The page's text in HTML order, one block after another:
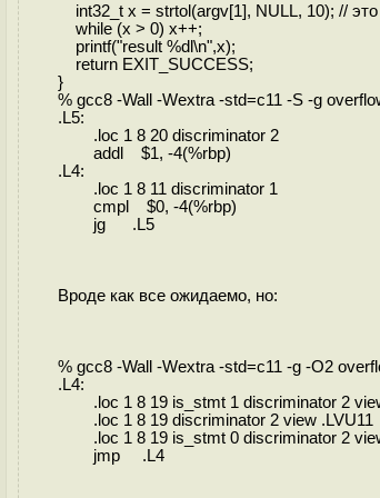
int32_t x = strtol(argv[1], NULL, 10); //
while (x > 0) x++;
printf("result %dl\n",x);
return EXIT_SUCCESS;
}
% gcc8 -Wall -Wextra -std=c11 -S -g
.L5:
.loc 1 8 20 discriminator 2
addl $1, -4(%rbp)
.L4:
.loc 1 8 11 discriminator 1
cmpl $0, -4(%rbp)
jg .L5
Вроде как все ожидаемо, но:
% gcc8 -Wall -Wextra -std=c11 -g -O2
.L4:
.loc 1 8 19 is_stmt 1 discriminator 2
.loc 1 8 19 discriminator 2 view .LVU11
.loc 1 8 19 is_stmt 0 discriminator 2
jmp .L4